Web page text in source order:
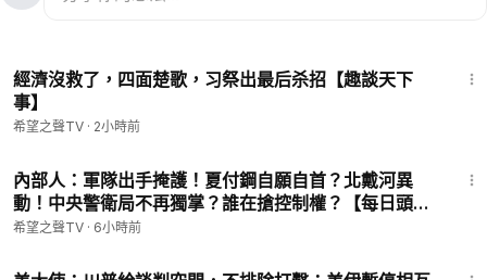
06:24
12:31 川普重用馬斯克讓中共產生錯誤期待
圖片來源: Reuters、Shutterstock
💟捐助我們 ►https://donorbox.org/soh-tv
🌻🎈尊敬的觀眾朋友，請留下您的電子郵件，以便有需要之時我
們於聯繫您：https://landing.mailerlite.com/webforms/landing/
🚗捐車網址 ►https://donatecarsoh.org☎️捐車熱線：855-
經濟沒救了，四面楚歌，习祭出最后杀招【趣談天下
事】
希望之聲TV · 2小時前
內部人：軍隊出手掩護！夏付鋼自願自首？北戴河異
動！中央警衛局不再獨掌？誰在搶控制權？【每日頭
條】
希望之聲TV · 6小時前